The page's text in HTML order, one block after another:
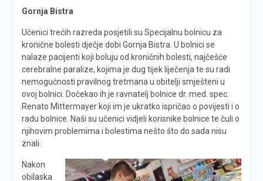
Gornja Bistra
Učenici trećih razreda posjetili su Specijalnu bolnicu za
kronične bolesti dječje dobi Gornja Bistra. U bolnici se
nalaze pacijenti koji boluju od kroničnih bolesti, najčešće
cerebralne paralize, kojima je dug tijek liječenja te su radi
nemogućnosti pravilnog tretmana u obitelji smješteni u
ovoj bolnici. Dočekao ih je ravnatelj bolnice dr. med. spec.
Renato Mittermayer koji im je ukratko ispričao o povijesti i o
radu bolnice. Naši su učenici vidjeli korisnike bolnice te čuli o
njihovim problemima i bolestima nešto što do sada nisu
znali.
Nakon
obilaska